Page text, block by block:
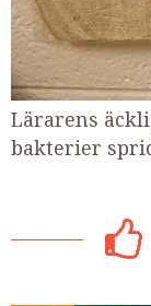
Lärarens
bakterier